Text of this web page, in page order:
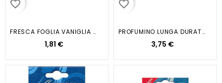
favorite_border
FRESCA FOGLIA VANIGLIA (SINGOLA)
1,81 €
favorite_border
PROFUMINO LUNGA DURATA...
3,75 €